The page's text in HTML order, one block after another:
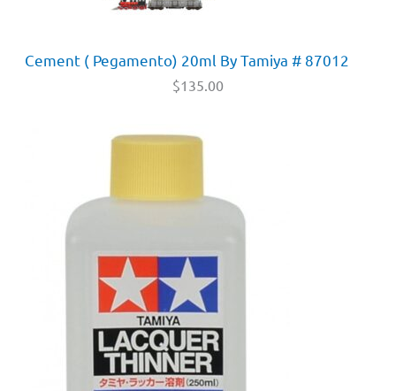
Cement ( Pegamento) 20ml By Tamiya # 87012
$135.00